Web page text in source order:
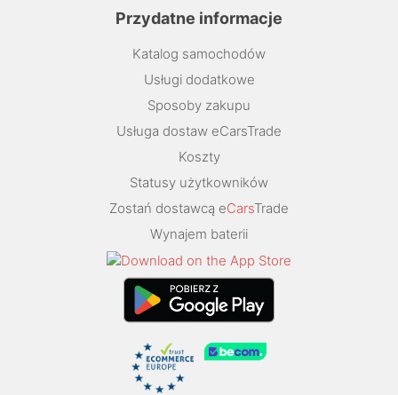
Przydatne informacje
Katalog samochodów
Usługi dodatkowe
Sposoby zakupu
Usługa dostaw eCarsTrade
Koszty
Statusy użytkowników
Zostań dostawcą eCarsTrade
Wynajem baterii